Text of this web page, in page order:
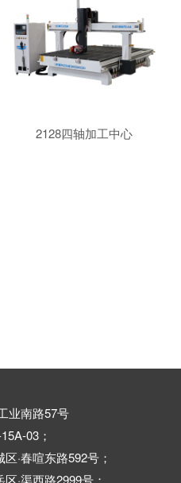
2128四轴加工中心
业南路57号
03；
·春喧东路592号；
·渠西路2999号；